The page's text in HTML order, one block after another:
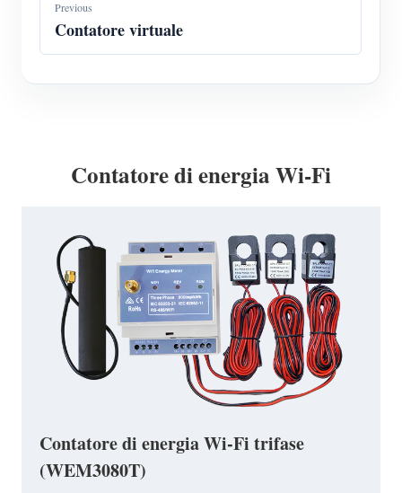
Previous
Contatore virtuale
Contatore di energia Wi-Fi
Contatore di energia Wi-Fi trifase
(WEM3080T)